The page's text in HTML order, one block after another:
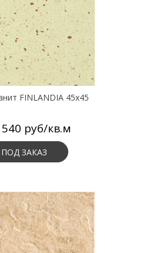
FINLANDIA 45х45
540 руб/кв.м
ПОД ЗАКАЗ